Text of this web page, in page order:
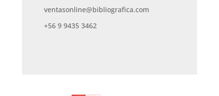
ventasonline@bibliografica.com
+56 9 9435 3462